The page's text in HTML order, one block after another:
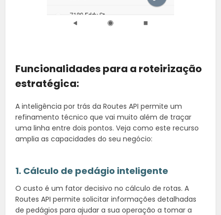
Funcionalidades para a roteirização
estratégica:
A inteligência por trás da Routes API permite um
refinamento técnico que vai muito além de traçar
uma linha entre dois pontos. Veja como este recurso
amplia as capacidades do seu negócio:
1. Cálculo de pedágio inteligente
O custo é um fator decisivo no cálculo de rotas. A
Routes API permite solicitar informações detalhadas
de pedágios para ajudar a sua operação a tomar a